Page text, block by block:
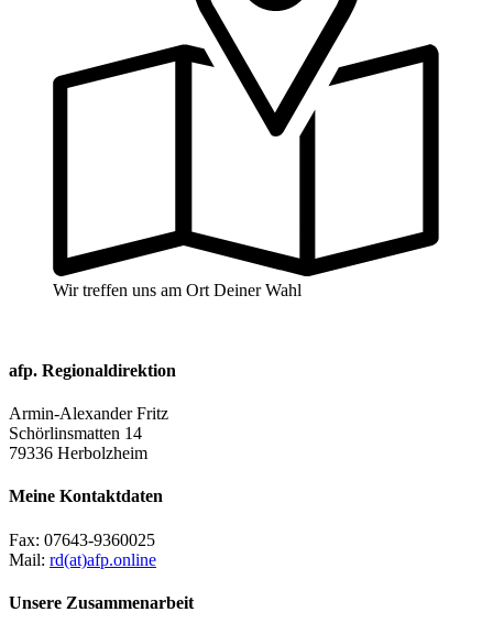
Wir treffen uns am Ort Deiner Wahl
afp. Regionaldirektion
Armin-Alexander Fritz
Schörlinsmatten 14
79336 Herbolzheim
Meine Kontaktdaten
Fax: 07643-9360025
Mail: rd(at)afp.online
Unsere Zusammenarbeit